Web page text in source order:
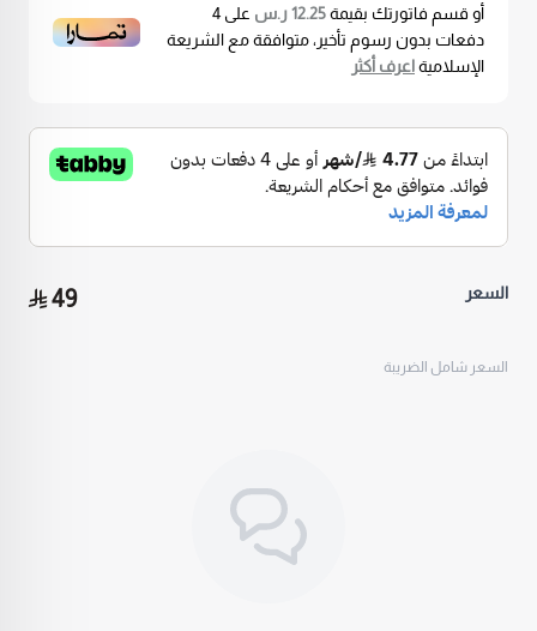
باقة واحدة. لا مزيد من تبديل الكابلات كل شهر — هذه الكابلات
مصممة لتحمل الاستخدام المكثف والانحناءات المتكررة.
مميزات العرض:10 كابلات USB بجودة عالية
متوافقة مع مختلف الأجهزة
خامات قوية تتحمل الاستخدام اليومي
ضمان سنتين
كابلات بسعر اقتصادي وجودة مضمونة.
وفر أكثر واحصل على أداء أفضل
خلال شهر رمضان.
نفاد الكمية.
أو قسم فاتورتك بقيمة12.25 ر.س على 4
دفعات بدون رسوم تأخير، متوافقة مع الشريعة
الإسلاميةاعرف أكثر
السعر 49
السعر شامل الضريبة